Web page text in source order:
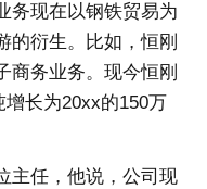
务现在以钢铁贸易为
的衍生。比如，恒刚
商务业务。现今恒刚
长为20xx的150万
主任，他说，公司现